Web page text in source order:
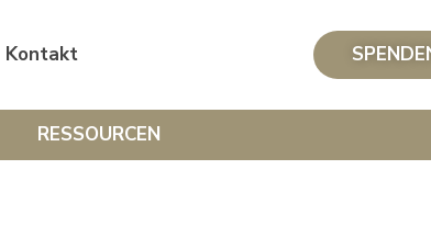
Kontakt
RESSOURCEN